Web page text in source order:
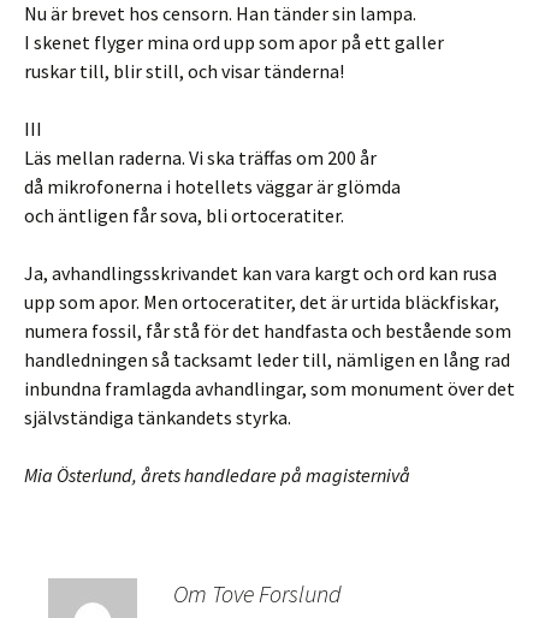
Nu är brevet hos censorn. Han tänder sin lampa.
I skenet flyger mina ord upp som apor på ett galler
ruskar till, blir still, och visar tänderna!
III
Läs mellan raderna. Vi ska träffas om 200 år
då mikrofonerna i hotellets väggar är glömda
och äntligen får sova, bli ortoceratiter.
Ja, avhandlingsskrivandet kan vara kargt och ord kan rusa
upp som apor. Men ortoceratiter, det är urtida bläckfiskar,
numera fossil, får stå för det handfasta och bestående som
handledningen så tacksamt leder till, nämligen en lång rad
inbundna framlagda avhandlingar, som monument över det
självständiga tänkandets styrka.
Mia Österlund, årets handledare på magisternivå
Om Tove Forslund